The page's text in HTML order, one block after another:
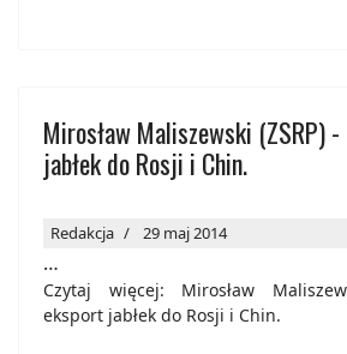
Mirosław Maliszewski (ZSRP)
jabłek do Rosji i Chin.
Redakcja 29 maj 2014
…
Czytaj więcej: Mirosław
eksport jabłek do Rosji i Chin.